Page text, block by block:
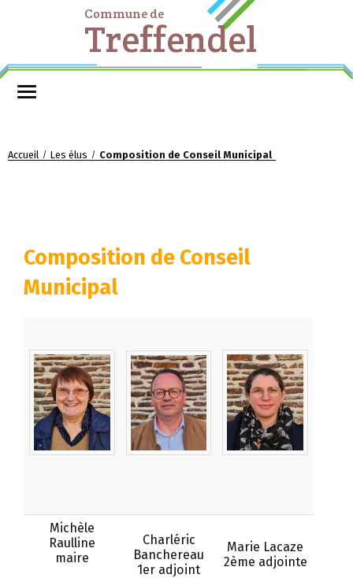
Commune de
Treffendel
Accueil / Les élus / Composition de Conseil Municipal
Composition de Conseil
Municipal
Michèle
Raulline
maire
Charléric
Banchereau
1er adjoint
Marie Lacaze
2ème adjointe